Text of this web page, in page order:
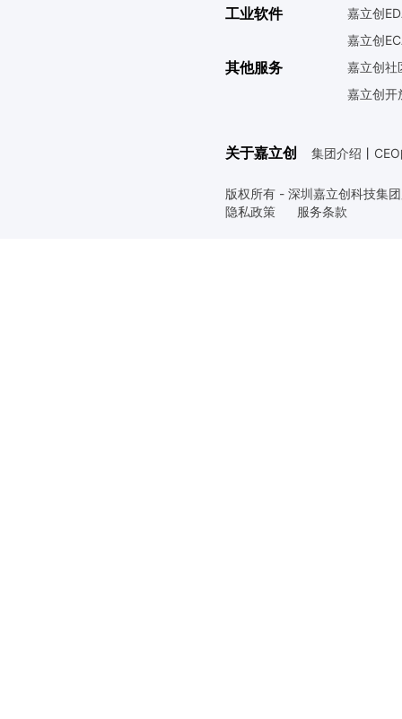
工业软件
嘉立创
嘉立创
其他服务
嘉立创社
嘉立创开
关于嘉立创 集团介绍 丨
版权所有 - 深圳嘉立创科技集
隐私政策
服务条款